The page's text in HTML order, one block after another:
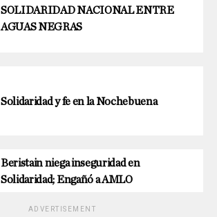
SOLIDARIDAD NACIONAL ENTRE
AGUAS NEGRAS
Solidaridad y fe en la Nochebuena
Beristain niega inseguridad en
Solidaridad; Engañó a AMLO
ADVERTISEMENT